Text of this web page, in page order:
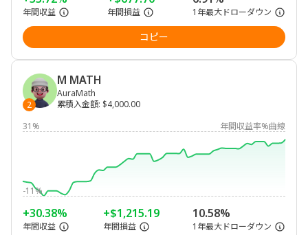
年間収益 年間損益 1年最大ドローダウン
コピー
2
M MATH
AuraMath
累積入金額: $4,000.00
31%
年間収益率%曲線
-11%
+30.38%
年間収益
+$1,215.19
年間損益
10.58%
1年最大ドローダウン